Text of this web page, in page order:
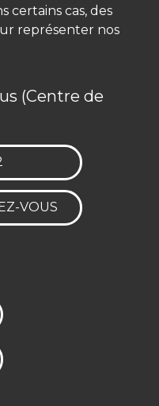
certains cas, des
représenter nos
(Centre de
VOUS